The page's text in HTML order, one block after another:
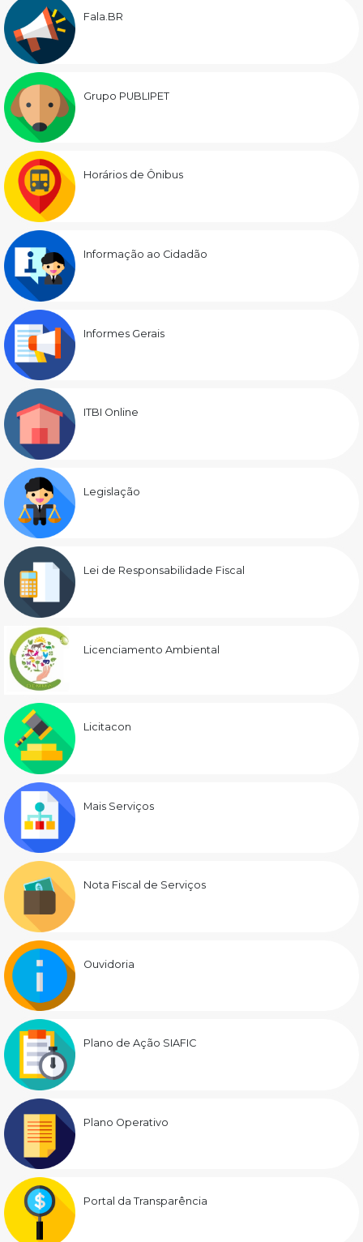
Fala.BR
Grupo PUBLIPET
Horários de Ônibus
Informação ao Cidadão
Informes Gerais
ITBI Online
Legislação
Lei de Responsabilidade Fiscal
Licenciamento Ambiental
Licitacon
Mais Serviços
Nota Fiscal de Serviços
Ouvidoria
Plano de Ação SIAFIC
Plano Operativo
Portal da Transparência